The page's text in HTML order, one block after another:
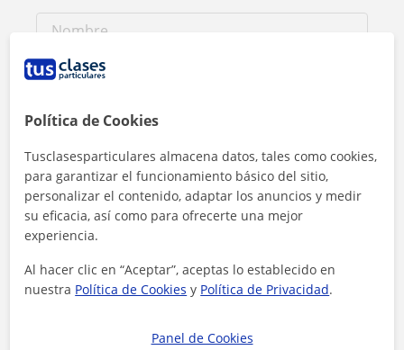
Al hacer clic, aceptas nuestroaviso legaly deprivacidad
Contactar ahora
Política de Cookies
Tusclasesparticulares almacena datos, tales como cookies,
para garantizar el funcionamiento básico del sitio,
personalizar el contenido, adaptar los anuncios y medir
su eficacia, así como para ofrecerte una mejor
experiencia.
Al hacer clic en “Aceptar”, aceptas lo establecido en
nuestra Política de Cookies y Política de Privacidad.
Panel de Cookies